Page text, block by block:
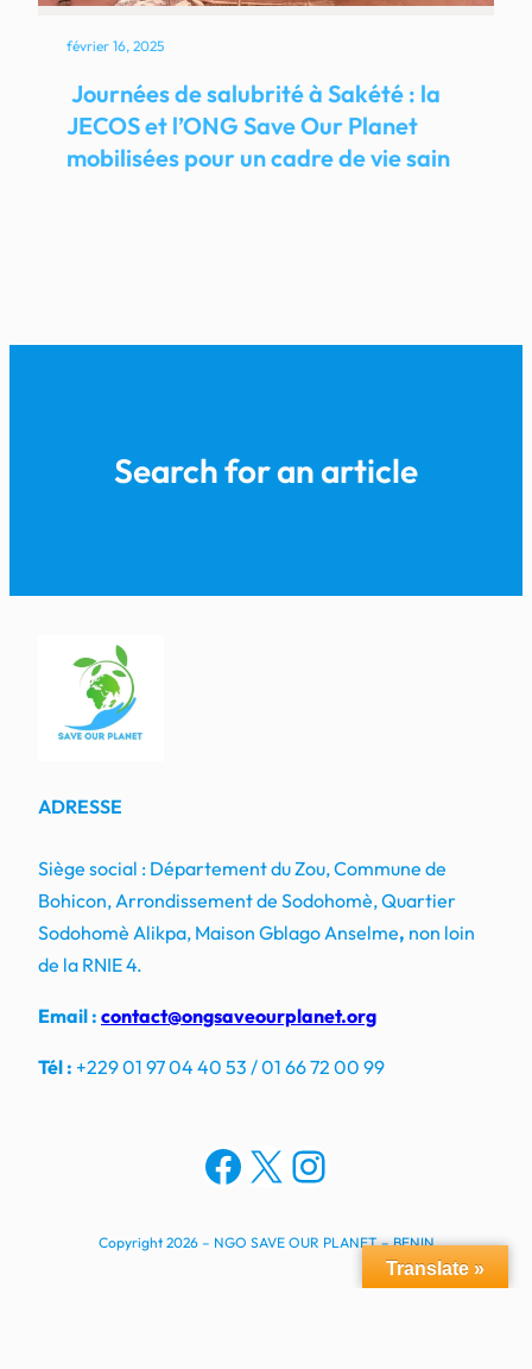
février 16, 2025
Journées de salubrité à Sakété : la
JECOS et l’ONG Save Our Planet
mobilisées pour un cadre de vie sain
Search for an article
ADRESSE
Siège social : Département du Zou, Commune de
Bohicon, Arrondissement de Sodohomè, Quartier
Sodohomè Alikpa, Maison Gblago Anselme, non loin
de la RNIE 4.
Email : contact@ongsaveourplanet.org
Tél : +229 01 97 04 40 53 / 01 66 72 00 99
Facebook
X Instagram
Copyright 2026 – NGO SAVE OUR PLANET – BENIN
Translate »